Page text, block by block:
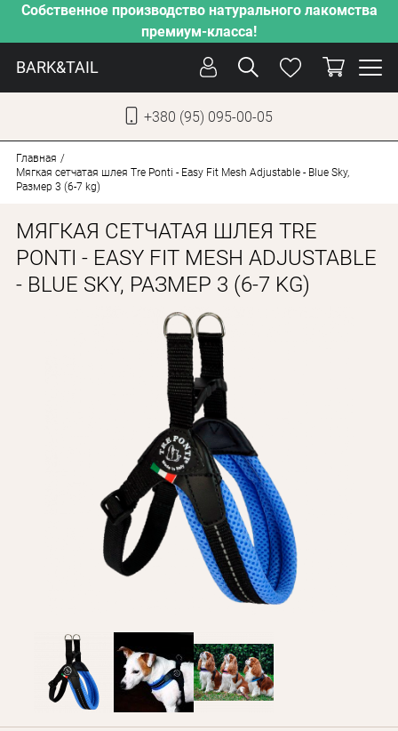
Собственное производство натурального лакомства
премиум-класса!
BARK&TAIL
+380 (95) 095-00-05
КОТЫ
ОТ ЖАРЫ
НАШЕ ПРОИЗВОДСТВО
НОВИНКИ
АКЦИИ
О КОМПАНИИ
БЛОГ
Оплата и доставка
Программа лояльности
О Нас
Оптовым клиентам
Контакты
Главная
Мягкая сетчатая шлея Tre Ponti - Easy Fit Mesh Adjustable - Blue Sky,
Размер 3 (6-7 kg)
МЯГКАЯ СЕТЧАТАЯ ШЛЕЯ TRE
PONTI - EASY FIT MESH ADJUSTABLE
- BLUE SKY, РАЗМЕР 3 (6-7 KG)